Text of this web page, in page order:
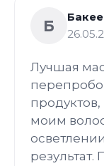
Б
Лучшая
моим